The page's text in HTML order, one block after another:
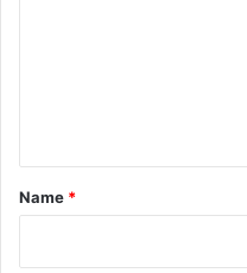
*
Name *